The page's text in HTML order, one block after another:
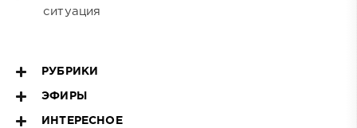
ситуация
РУБРИКИ
ЭФИРЫ
ИНТЕРЕСНОЕ